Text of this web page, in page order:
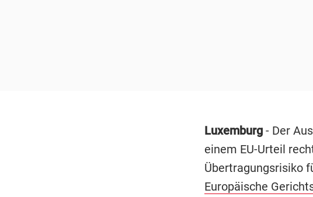
Luxemburg - Der
einem EU-Urteil
Übertragungsrisiko
Europäische